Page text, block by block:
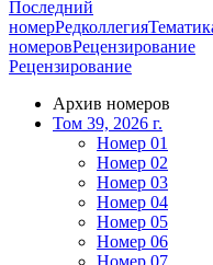
Последний
номерРедколлегия
номеровРецензирование
Рецензирование
Архив номеров
Том 39, 2026 г.
Номер 01
Номер 02
Номер 03
Номер 04
Номер 05
Номер 06
Номер 07